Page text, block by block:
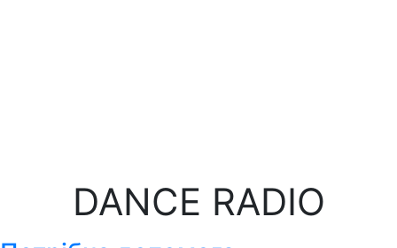
DANCE RADIO